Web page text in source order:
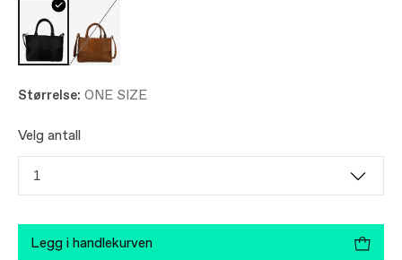
Størrelse: ONE SIZE
Velg antall
1
legg i handlekurven